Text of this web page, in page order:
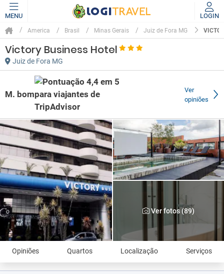
MENU LOGIN
America Brasil Minas Gerais Juiz de Fora MG
Victory Business Hotel
Juiz de Fora MG
M. bom
Ver
opiniões
Ver fotos (89)
Opiniões Quartos Localização Serviços